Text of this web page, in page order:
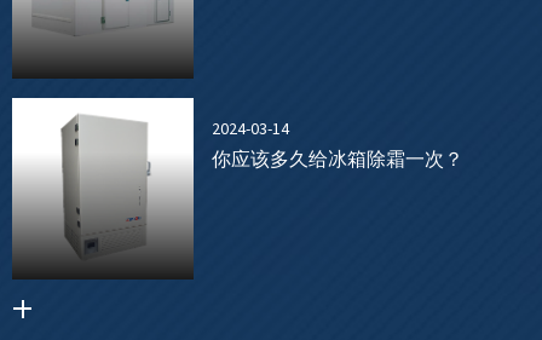
2024-03-14
你应该多久给冰箱除霜一次？